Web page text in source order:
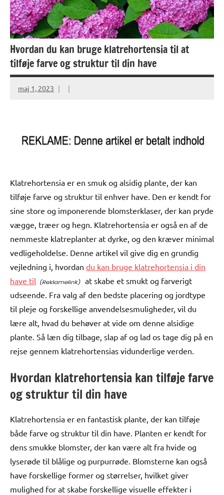
Hvordan du kan bruge klatrehortensia til at
tilføje farve og struktur til din have
maj 1, 2023
Klatrehortensia er en smuk og alsidig plante, der kan
tilføje farve og struktur til enhver have. Den er kendt for
sine store og imponerende blomsterklaser, der kan pryde
vægge, træer og hegn. Klatrehortensia er også en af ​​de
nemmeste klatreplanter at dyrke, og den kræver minimal
vedligeholdelse. Denne artikel vil give dig en grundig
vejledning i, hvordan du kan bruge klatrehortensia i din
have til
at skabe et smukt og farverigt
udseende. Fra valg af den bedste placering og jordtype
til pleje og forskellige anvendelsesmuligheder, vil du
lære alt, hvad du behøver at vide om denne alsidige
plante. Så læn dig tilbage, slap af og lad os tage dig på en
rejse gennem klatrehortensias vidunderlige verden.
Hvordan klatrehortensia kan tilføje farve
og struktur til din have
Klatrehortensia er en fantastisk plante, der kan tilføje
både farve og struktur til din have. Planten er kendt for
dens smukke blomster, der kan være alt fra hvide og
lyserøde til blålige og purpurrøde. Blomsterne kan også
have forskellige former og størrelser, hvilket giver
mulighed for at skabe forskellige visuelle effekter i